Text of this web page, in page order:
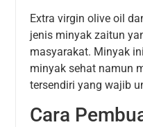
Extra virgin olive oil
jenis minyak zaitun
masyarakat. Minyak
minyak sehat namun
tersendiri yang wajib
Cara